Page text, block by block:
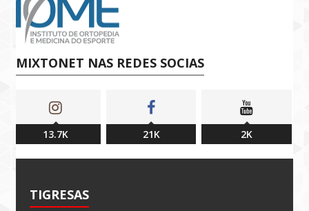
MIXTONET NAS REDES SOCIAS
13.7K 21K 2K
TIGRESAS